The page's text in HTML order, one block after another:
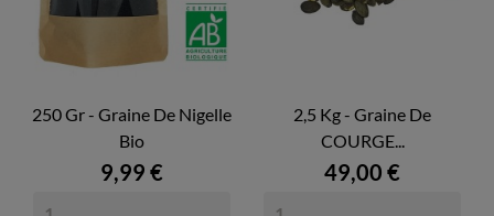
250 Gr - Graine De Nigelle
Bio
9,99 €
2,5 Kg - Graine De
COURGE...
49,00 €